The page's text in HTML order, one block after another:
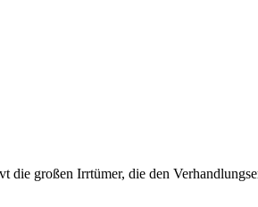
die großen Irrtümer, die den